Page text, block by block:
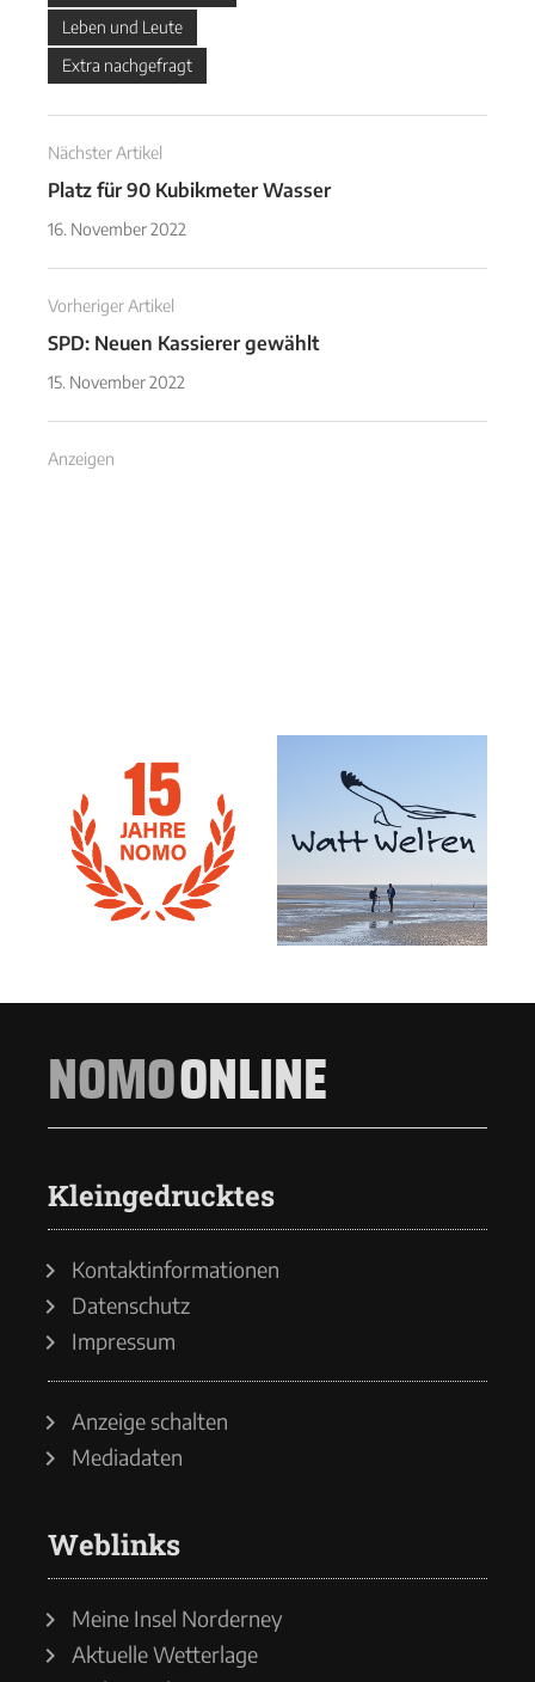
Leben und Leute
Extra nachgefragt
Nächster Artikel
Platz für 90 Kubikmeter Wasser
16. November 2022
Vorheriger Artikel
SPD: Neuen Kassierer gewählt
15. November 2022
Anzeigen
NOMOONLINE
Kleingedrucktes
Kontaktinformationen
Datenschutz
Impressum
Anzeige schalten
Mediadaten
Weblinks
Meine Insel Norderney
Aktuelle Wetterlage